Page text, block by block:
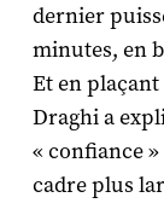
dernier
minutes, en
Et en
Draghi a
« confiance
cadre plus